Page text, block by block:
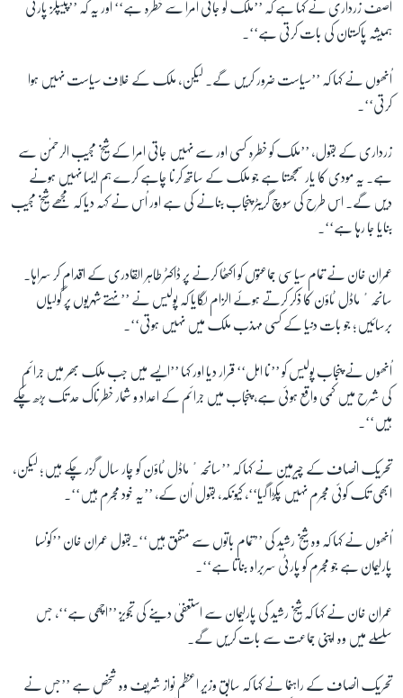
آصف زرداری نے کہا ہے کہ ’’ملک کو جاتی امرا سے خطرہ ہے‘‘ اور یہ کہ ’’پیپلز پارٹی
ہمیشہ پاکستان کی بات کرتی ہے‘‘۔
اُنھوں نے کہا کہ ’’سیاست ضرور کریں گے۔ لیکن، ملک کے خلاف سیاست نہیں ہوا
کرتی‘‘۔
زرداری کے بقول، ’’ملک کو خطرہ کسی اور سے نہیں جاتی امرا کے شیخ مجیب الرحمٰن سے
ہے۔ یہ مودی کا یار سمجھتا ہے جو ملک کے ساتھ کرنا چاہے کرے ہم ایسا نہیں ہونے
دیں گے۔ اس طرح کی سوچ گریٹر پنجاب بنانے کی ہے اور اُس نے کہہ دیا کہ مجھے شیخ مجیب
بنایا جا رہا ہے‘‘۔
عمران خان نے تمام سیاسی جماعتوں کو اکٹھا کرنے پر ڈاکٹر طاہر القادری کے اقدام کر سراہا۔
سانحہٴ ماڈل ٹاؤن کا ذکر کرتے ہوئے الزام لگایا کہ پولیس نے ’’نہتے شہریوں پر گولیاں
برسائیں؛ جو بات دنیا کے کسی مہذب ملک میں نہیں ہوتی‘‘۔
اُنھوں نے پنجاب پولیس کو ’’نا اہل‘‘ قرار دیا اور کہا ’’ایسے میں جب ملک بھر میں جرائم
کی شرح میں کمی واقع ہوئی ہے، پنجاب میں جرائم کے اعداد و شمار خطرناک حد تک بڑھ چکے
ہیں‘‘۔
تحریک انصاف کے چیرمین نے کہا کہ ’’سانحہٴ ماڈل ٹاؤن کو چار سال گزر چکے ہیں؛ لیکن،
ابھی تک کوئی مجرم نہیں پکڑا گیا‘‘، کیونکہ، بقول اُن کے، ’’یہ خود مجرم ہیں‘‘۔
اُنھوں نے کہا کہ وہ شیخ رشید کی ’’تمام باتوں سے متفق ہیں‘‘۔بقول عمران خان ’’کونسا
پارلیمان ہے جو مجرم کو پارٹی سربراہ بناتا ہے‘‘۔
عمران خان نے کہا کہ شیخ رشید کی پارلیمان سے استعفیٰ دینے کی تجویز ’’اچھی ہے‘‘، جس
سلسلے میں وہ اپنی جماعت سے بات کریں گے۔
تحریک انصاف کے راہنما نے کہا کہ سابق وزیر اعظم نواز شریف وہ شخص ہے ’’جس نے